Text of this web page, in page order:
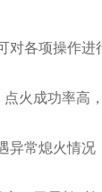
各项操作进
火成功率高，
常熄火情况